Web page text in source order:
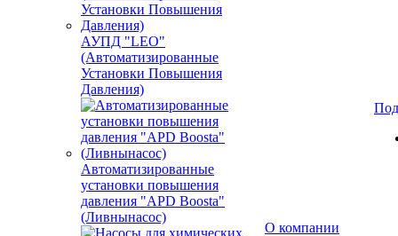
АУПД "LEO"
(Автоматизированные
Установки Повышения
Давления)
Автоматизированные
установки повышения
давления "APD Boosta"
(Ливнынасос)
О компании